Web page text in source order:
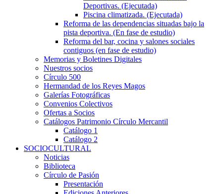
Deportivas. (Ejecutada)
Piscina climatizada. (Ejecutada)
Reforma de las dependencias situadas bajo la
pista deportiva. (En fase de estudio)
Reforma del bar, cocina y salones sociales
contiguos (en fase de estudio)
Memorias y Boletines Digitales
Nuestros socios
Círculo 500
Hermandad de los Reyes Magos
Galerías Fotográficas
Convenios Colectivos
Ofertas a Socios
Catálogos Patrimonio Círculo Mercantil
Catálogo 1
Catálogo 2
SOCIOCULTURAL
Noticias
Biblioteca
Círculo de Pasión
Presentación